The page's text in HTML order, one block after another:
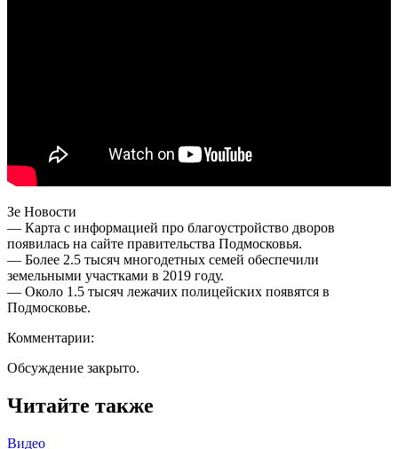
Зе Новости
— Карта с информацией про благоустройство дворов
появилась на сайте правительства Подмосковья.
— Более 2.5 тысяч многодетных семей обеспечили
земельными участками в 2019 году.
— Около 1.5 тысяч лежачих полицейских появятся в
Подмосковье.
Комментарии:
Обсуждение закрыто.
Читайте также
Видео